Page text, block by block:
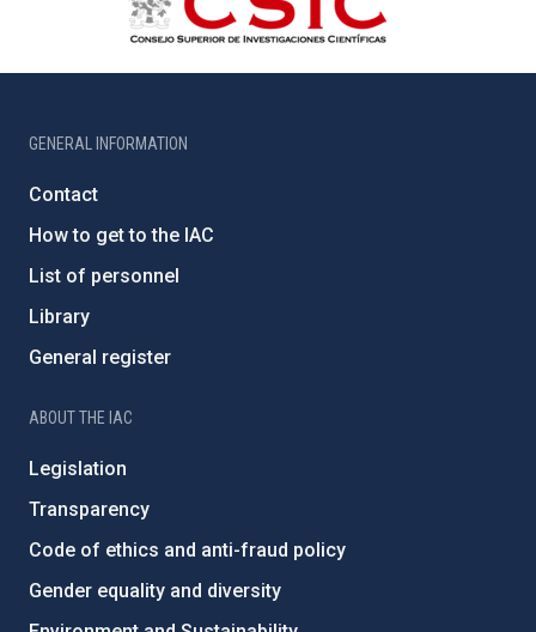
GENERAL INFORMATION
Contact
How to get to the IAC
List of personnel
Library
General register
ABOUT THE IAC
Legislation
Transparency
Code of ethics and anti-fraud policy
Gender equality and diversity